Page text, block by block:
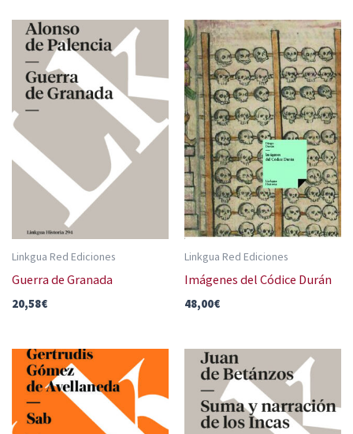
Linkgua Red Ediciones
Guerra de Granada
20,58€
Linkgua Red Ediciones
Imágenes del Códice Durán
48,00€